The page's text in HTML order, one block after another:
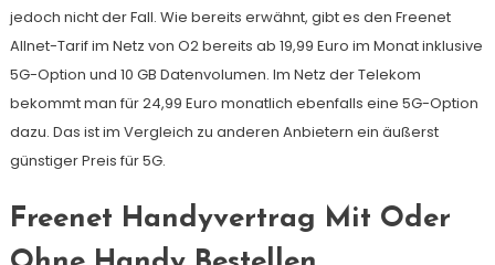
jedoch nicht der Fall. Wie bereits erwähnt, gibt es den Freenet
Allnet-Tarif im Netz von O2 bereits ab 19,99 Euro im Monat inklusive
5G-Option und 10 GB Datenvolumen. Im Netz der Telekom
bekommt man für 24,99 Euro monatlich ebenfalls eine 5G-Option
dazu. Das ist im Vergleich zu anderen Anbietern ein äußerst
günstiger Preis für 5G.
Freenet Handyvertrag Mit Oder